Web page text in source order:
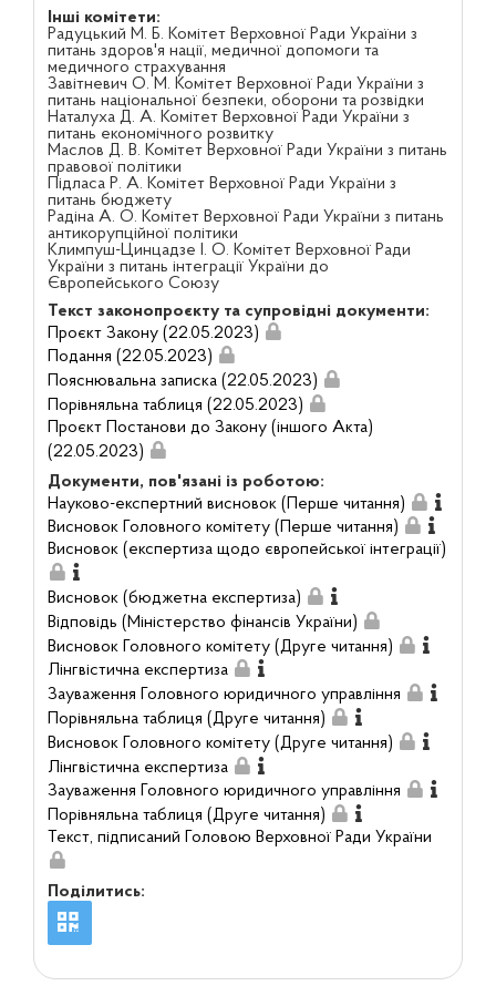
Інші комітети:
Радуцький М. Б. Комітет Верховної Ради України з
питань здоров'я нації, медичної допомоги та
медичного страхування
Завітневич О. М. Комітет Верховної Ради України з
питань національної безпеки, оборони та розвідки
Наталуха Д. А. Комітет Верховної Ради України з
питань економічного розвитку
Маслов Д. В. Комітет Верховної Ради України з питань
правової політики
Підласа Р. А. Комітет Верховної Ради України з
питань бюджету
Радіна А. О. Комітет Верховної Ради України з питань
антикорупційної політики
Климпуш-Цинцадзе І. О. Комітет Верховної Ради
України з питань інтеграції України до
Європейського Союзу
Текст законопроєкту та супровідні документи:
Проєкт Закону (22.05.2023)
Подання (22.05.2023)
Пояснювальна записка (22.05.2023)
Порівняльна таблиця (22.05.2023)
Проєкт Постанови до Закону (іншого Акта)
(22.05.2023)
Документи, пов'язані із роботою:
Науково-експертний висновок (Перше читання)
Висновок Головного комітету (Перше читання)
Висновок (експертиза щодо європейської інтеграції)
Висновок (бюджетна експертиза)
Відповідь (Міністерство фінансів України)
Висновок Головного комітету (Друге читання)
Лінгвістична експертиза
Зауваження Головного юридичного управління
Порівняльна таблиця (Друге читання)
Висновок Головного комітету (Друге читання)
Лінгвістична експертиза
Зауваження Головного юридичного управління
Порівняльна таблиця (Друге читання)
Текст, підписаний Головою Верховної Ради України
Поділитись: